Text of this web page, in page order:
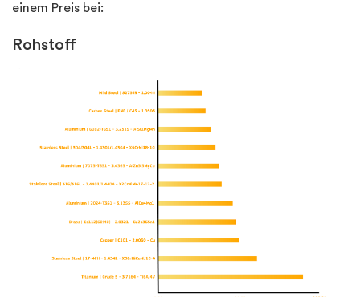
einem Preis bei:
Rohstoff